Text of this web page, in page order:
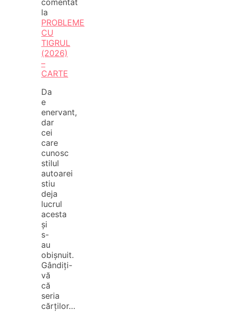
comentat
la
PROBLEME
CU
TIGRUL
(2026)
–
CARTE
Da
e
enervant,
dar
cei
care
cunosc
stilul
autoarei
stiu
deja
lucrul
acesta
și
s-
au
obișnuit.
Gândiți-
vă
că
seria
cărților…